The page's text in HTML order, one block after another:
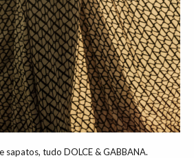
sapatos, tudo DOLCE & GABBANA.